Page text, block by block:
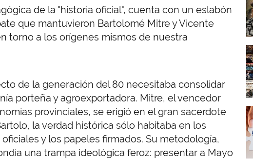
de la "historia oficial", cuenta con un eslabón
que mantuvieron Bartolomé Mitre y Vicente
torno a los orígenes mismos de nuestra
de la generación del 80 necesitaba consolidar
porteña y agroexportadora. Mitre, el vencedor
provinciales, se erigió en el gran sacerdote
la verdad histórica sólo habitaba en los
y los papeles firmados. Su metodología,
una trampa ideológica feroz: presentar a Mayo